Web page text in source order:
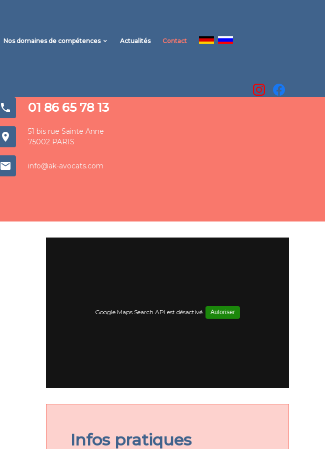
Nos domaines de compétences Actualités Contact
phone 01 86 65 78 13
place
51 bis rue Sainte Anne
75002 PARIS
mail info@ak-avocats.com
Google Maps Search API est désactivé. Autoriser
Infos pratiques